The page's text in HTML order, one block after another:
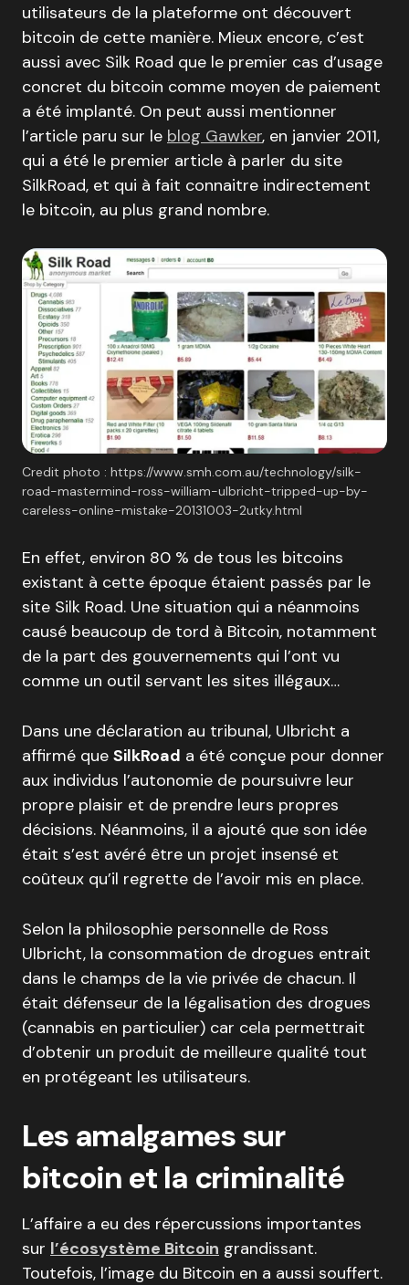
utilisateurs de la plateforme ont découvert
bitcoin de cette manière. Mieux encore, c’est
aussi avec Silk Road que le premier cas d’usage
concret du bitcoin comme moyen de paiement
a été implanté. On peut aussi mentionner
l’article paru sur le blog Gawker, en janvier 2011,
qui a été le premier article à parler du site
SilkRoad, et qui à fait connaitre indirectement
le bitcoin, au plus grand nombre.
Credit photo : https://www.smh.com.au/technology/silk-
road-mastermind-ross-william-ulbricht-tripped-up-by-
careless-online-mistake-20131003-2utky.html
En effet, environ 80 % de tous les bitcoins
existant à cette époque étaient passés par le
site Silk Road. Une situation qui a néanmoins
causé beaucoup de tord à Bitcoin, notamment
de la part des gouvernements qui l’ont vu
comme un outil servant les sites illégaux…
Dans une déclaration au tribunal, Ulbricht a
affirmé que SilkRoad a été conçue pour donner
aux individus l’autonomie de poursuivre leur
propre plaisir et de prendre leurs propres
décisions. Néanmoins, il a ajouté que son idée
était s’est avéré être un projet insensé et
coûteux qu’il regrette de l’avoir mis en place.
Selon la philosophie personnelle de Ross
Ulbricht, la consommation de drogues entrait
dans le champs de la vie privée de chacun. Il
était défenseur de la légalisation des drogues
(cannabis en particulier) car cela permettrait
d’obtenir un produit de meilleure qualité tout
en protégeant les utilisateurs.
Les amalgames sur
bitcoin et la criminalité
L’affaire a eu des répercussions importantes
sur l’écosystème Bitcoin grandissant.
Toutefois, l’image du Bitcoin en a aussi souffert.